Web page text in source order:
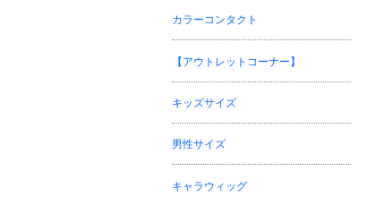
カラーコンタクト
【アウトレットコーナー】
キッズサイズ
男性サイズ
キャラウィッグ